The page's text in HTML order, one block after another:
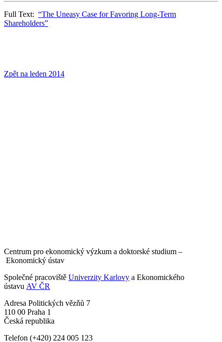
Full Text: “The Uneasy Case for Favoring Long-Term
Shareholders”
Zpět na leden 2014
Centrum pro ekonomický výzkum a doktorské studium –
Ekonomický ústav
Společné pracoviště Univerzity Karlovy a Ekonomického
ústavu AV ČR
Adresa Politických vězňů 7
110 00 Praha 1
Česká republika
Telefon (+420) 224 005 123